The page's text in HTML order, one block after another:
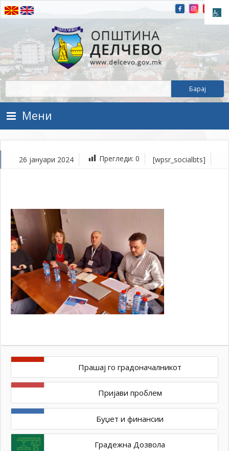
Прескокнете на содржината
Општина Делчево
Општина Делчево
Мени
26 јануари 2024 Прегледи: 0 [wpsr_socialbts]
Прашај го градоначалникот
Пријави проблем
Буџет и финансии
Градежна Дозвола